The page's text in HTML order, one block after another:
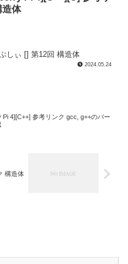
造体
しぃ [] 第12回 構造体
2024.05.24
Pi 4][C++] 参考リンク gcc, g++のバー
構造体